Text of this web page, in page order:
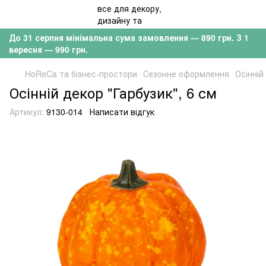
До 31 серпня мінімальна сума замовлення — 890 грн. З 1
вересня — 990 грн.
HoReCa та бізнес-простори Сезонне оформлення
Осінній декор "Гарбузик", 6 см
Артикул: 9130-014 Написати відгук